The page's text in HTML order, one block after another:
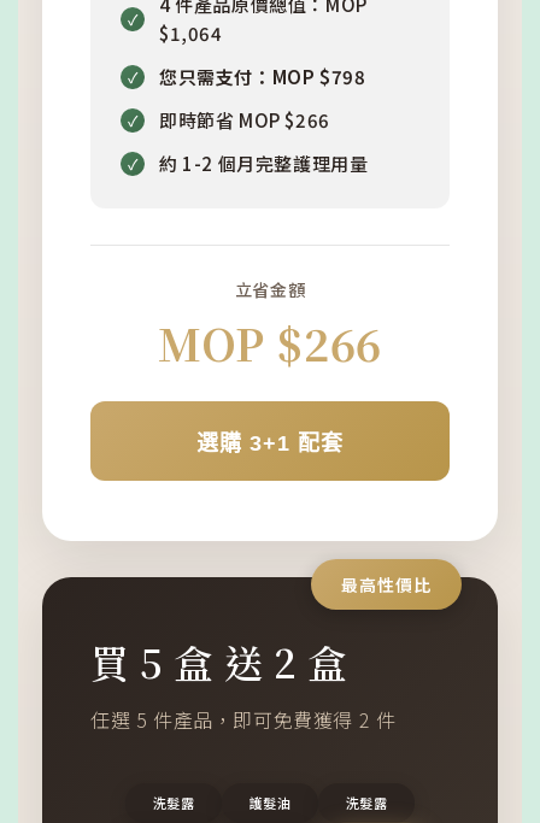
✓
$1,064
✓ 您只需支付：MOP $798
✓ 即時節省 MOP $266
✓ 約 1-2 個月完整護理用量
立省金額
MOP $266
選購 3+1 配套
最高性價比
買 5 盒 送 2 盒
任選 5 件產品，即可免費獲得 2 件
洗髮露 護髮油 洗髮露